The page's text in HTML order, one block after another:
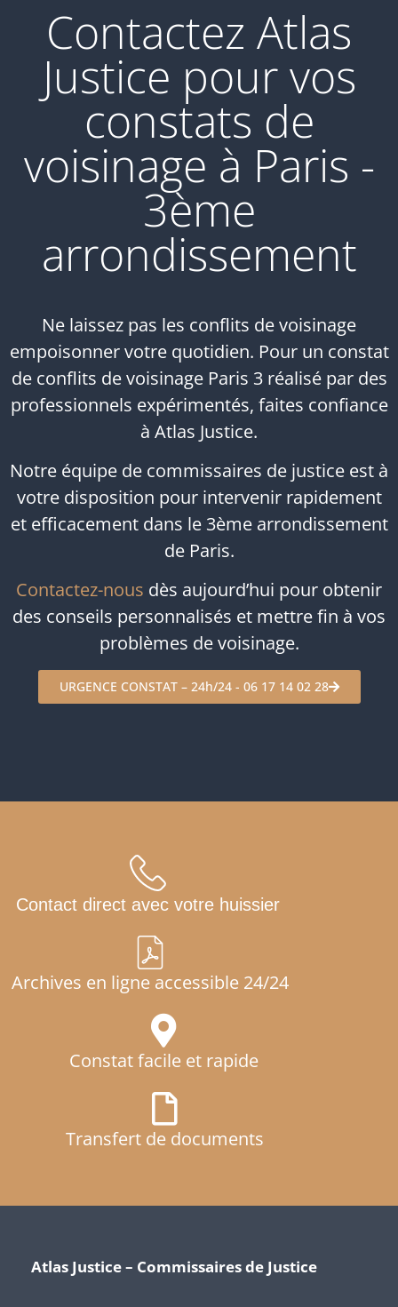
Contactez Atlas
Justice pour vos
constats de
voisinage à Paris -
3ème
arrondissement
Ne laissez pas les conflits de voisinage
empoisonner votre quotidien. Pour un constat
de conflits de voisinage Paris 3 réalisé par des
professionnels expérimentés, faites confiance
à Atlas Justice.
Notre équipe de commissaires de justice est à
votre disposition pour intervenir rapidement
et efficacement dans le 3ème arrondissement
de Paris.
Contactez-nous dès aujourd’hui pour obtenir
des conseils personnalisés et mettre fin à vos
problèmes de voisinage.
URGENCE CONSTAT – 24h/24 - 06 17 14 02 28
Contact direct avec votre huissier
Archives en ligne accessible 24/24
Constat facile et rapide
Transfert de documents
Atlas Justice – Commissaires de Justice